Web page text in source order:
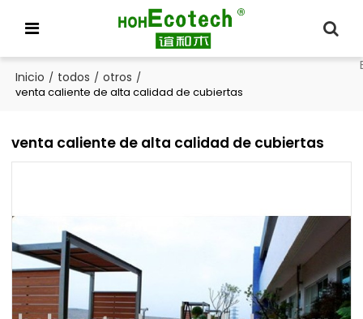
Inicio / todos / otros /
venta caliente de alta calidad de cubiertas
venta caliente de alta calidad de cubiertas